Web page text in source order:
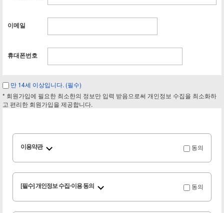
이메일
휴대폰번호
만 14세 이상입니다. (필수)
* 회원가입에 필요한 최소한의 정보만 입력 받음으로써 개인정보 수집을 최소화하
고 편리한 회원가입을 제공합니다.
이용약관 동의
[필수] 개인정보 수집·이용 동의 동의